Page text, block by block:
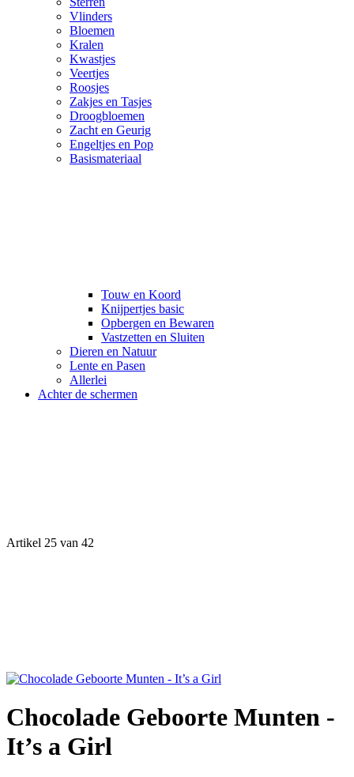
Vlinders
Bloemen
Kralen
Kwastjes
Veertjes
Roosjes
Zakjes en Tasjes
Droogbloemen
Zacht en Geurig
Engeltjes en Pop
Basismateriaal
Touw en Koord
Knijpertjes basic
Opbergen en Bewaren
Vastzetten en Sluiten
Dieren en Natuur
Lente en Pasen
Allerlei
Achter de schermen
Artikel 25 van 42
Chocolade Geboorte Munten -
It’s a Girl